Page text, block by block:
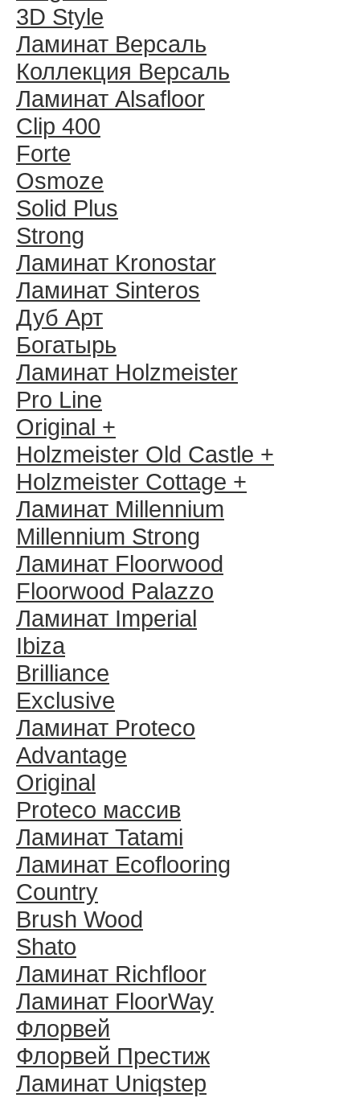
3D Style
Ламинат Версаль
Коллекция Версаль
Ламинат Alsafloor
Clip 400
Forte
Osmoze
Solid Plus
Strong
Ламинат Kronostar
Ламинат Sinteros
Дуб Арт
Богатырь
Ламинат Holzmeister
Pro Line
Original +
Holzmeister Old Castle +
Holzmeister Cottage +
Ламинат Millennium
Millennium Strong
Ламинат Floorwood
Floorwood Palazzo
Ламинат Imperial
Ibiza
Brilliance
Exclusive
Ламинат Proteco
Advantage
Original
Proteco массив
Ламинат Tatami
Ламинат Ecoflooring
Country
Brush Wood
Shato
Ламинат Richfloor
Ламинат FloorWay
Флорвей
Флорвей Престиж
Ламинат Uniqstep